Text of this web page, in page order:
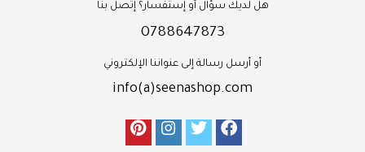
هل لديك سؤال أو إستفسار؟ إتصل بنا
0788647873
أو أرسل رسالة إلى عنواننا الإلكتروني
info(a)seenashop.com